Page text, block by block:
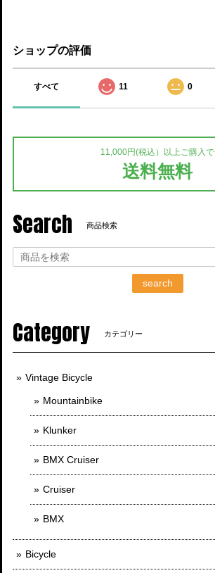
ショップの評価
すべて 11 0
11,000円(税込）以上ご購入で
送料無料
Search 商品検索
search
Category カテゴリー
Vintage Bicycle
Mountainbike
Klunker
BMX Cruiser
Cruiser
BMX
Bicycle